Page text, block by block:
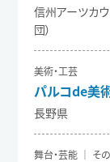
信州アーツカ
団）
美術・工芸
パルコde美
長野県
舞台・芸能 ｜ そ